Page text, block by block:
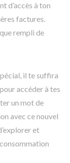
d’accès à ton
factures.
rempli de
il te suffira
accéder à tes
un mot de
avec ce nouvel
et